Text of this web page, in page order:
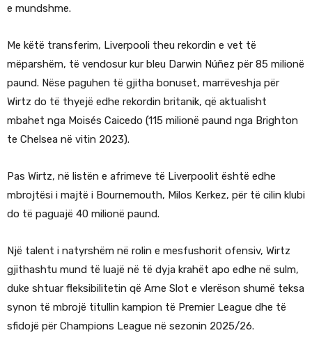
e mundshme.
Me këtë transferim, Liverpooli theu rekordin e vet të
mëparshëm, të vendosur kur bleu Darwin Núñez për 85 milionë
paund. Nëse paguhen të gjitha bonuset, marrëveshja për
Wirtz do të thyejë edhe rekordin britanik, që aktualisht
mbahet nga Moisés Caicedo (115 milionë paund nga Brighton
te Chelsea në vitin 2023).
Pas Wirtz, në listën e afrimeve të Liverpoolit është edhe
mbrojtësi i majtë i Bournemouth, Milos Kerkez, për të cilin klubi
do të paguajë 40 milionë paund.
Një talent i natyrshëm në rolin e mesfushorit ofensiv, Wirtz
gjithashtu mund të luajë në të dyja krahët apo edhe në sulm,
duke shtuar fleksibilitetin që Arne Slot e vlerëson shumë teksa
synon të mbrojë titullin kampion të Premier League dhe të
sfidojë për Champions League në sezonin 2025/26.